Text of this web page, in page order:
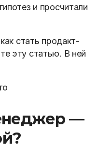
и просчитали
стать продакт-
эту статью. В ней
—